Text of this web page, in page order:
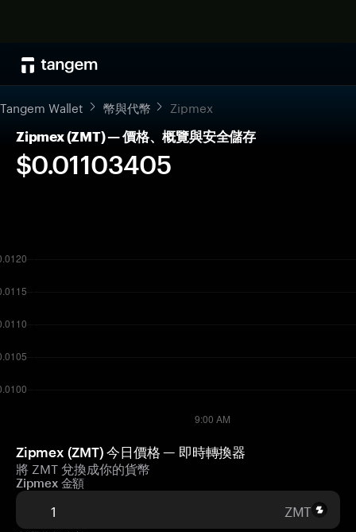
Tangem Wallet 幣與代幣 Zipmex
Zipmex (ZMT) — 價格、概覽與安全儲存
$0.01103405
Zipmex (ZMT) 今日價格 — 即時轉換器
將 ZMT 兌換成你的貨幣
Zipmex 金額
ZMT